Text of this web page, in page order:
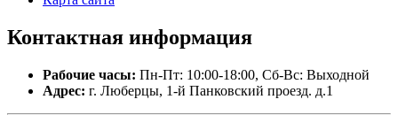
Контактная информация
Рабочие часы: Пн-Пт: 10:00-18:00, Сб-Вс: Выходной
Адрес: г. Люберцы, 1-й Панковский проезд. д.1